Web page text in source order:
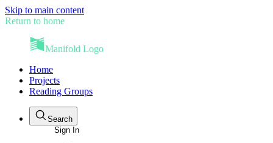
Skip to main content
Return to home
Manifold Logo
Home
Projects
Reading Groups
Search
Sign In